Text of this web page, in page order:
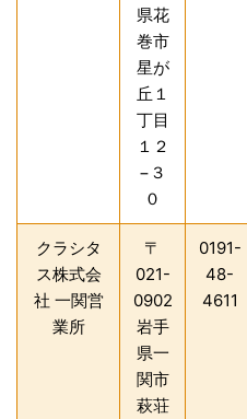
県花
巻市
星が
丘１
丁目
１２
−３
０
クラシタ
ス株式会
社 一関営
業所
〒
021-
0902
岩手
県一
関市
萩荘
0191-
48-
4611